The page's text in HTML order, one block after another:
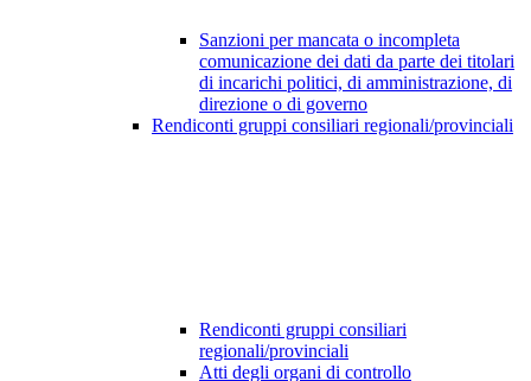
Sanzioni per mancata o incompleta
comunicazione dei dati da parte dei titolari
di incarichi politici, di amministrazione, di
direzione o di governo
Rendiconti gruppi consiliari regionali/provinciali
Rendiconti gruppi consiliari
regionali/provinciali
Atti degli organi di controllo